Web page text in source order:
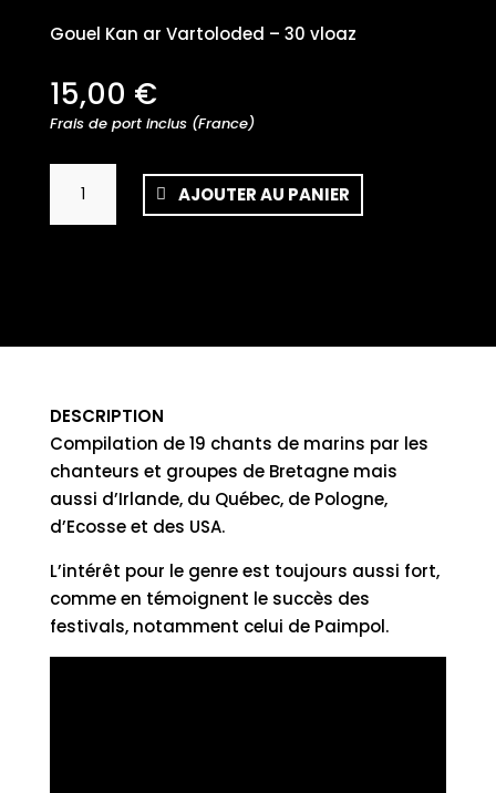
Gouel Kan ar Vartoloded – 30 vloaz
15,00 €
Frais de port inclus (France)
Festival
Marin
AJOUTER AU PANIER
DESCRIPTION
Compilation de 19 chants de marins par les
chanteurs et groupes de Bretagne mais
aussi d’Irlande, du Québec, de Pologne,
d’Ecosse et des USA.
L’intérêt pour le genre est toujours aussi fort,
comme en témoignent le succès des
festivals, notamment celui de Paimpol.